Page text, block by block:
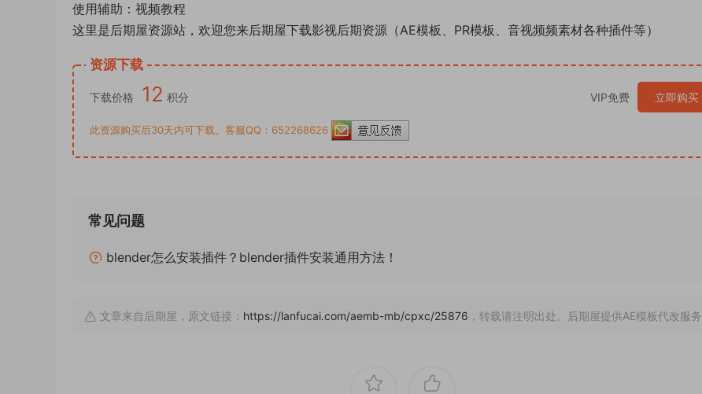
使用辅助：视频教程
这里是后期屋资源站，欢迎您来后期屋下载影视后期资源（AE模板、PR模板、音视频频素材各种插件等）
资源下载
下载价格 12 积分 VIP免费 立即购买
此资源购买后30天内可下载。客服QQ：652268626
常见问题
blender怎么安装插件？blender插件安装通用方法！
文章来自后期屋，原文链接： https://lanfucai.com/aemb-mb/cpxc/25876 ，转载请注明出处。后期屋提供AE模板代改服务